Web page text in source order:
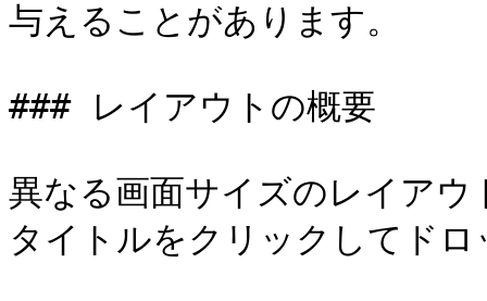
与えることがあります。
### レイアウトの概要
異なる画面サイズのレイア
タイトルをクリックしてド